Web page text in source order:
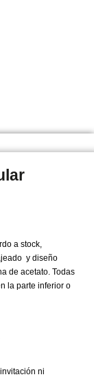
a stock,
y diseño
de acetato. Todas
la parte inferior o
ni